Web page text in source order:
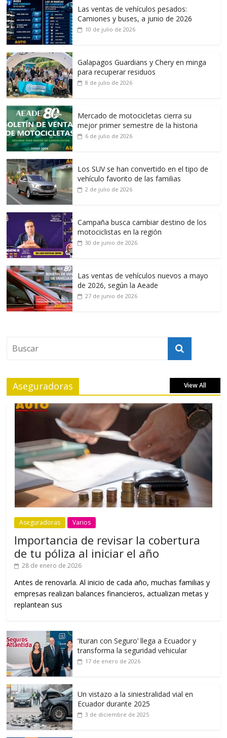
Las ventas de vehículos pesados:
Camiones y buses, a junio de 2026
10 de julio de 2026
Galapagos Guardians y Chery en minga
para recuperar residuos
8 de julio de 2026
Mercado de motocicletas cierra su
mejor primer semestre de la historia
6 de julio de 2026
Los SUV se han convertido en el tipo de
vehículo favorito de las familias
2 de julio de 2026
Campaña busca cambiar destino de los
motociclistas en la región
30 de junio de 2026
Las ventas de vehículos nuevos a mayo
de 2026, según la Aeade
27 de junio de 2026
Aseguradoras View All
Aseguradoras Varios
Importancia de revisar la cobertura
de tu póliza al iniciar el año
28 de enero de 2026
Antes de renovarla. Al inicio de cada año, muchas familias y
empresas realizan balances financieros, actualizan metas y
replantean sus
‘Ituran con Seguro’ llega a Ecuador y
transforma la seguridad vehicular
17 de enero de 2026
Un vistazo a la siniestralidad vial en
Ecuador durante 2025
3 de diciembre de 2025